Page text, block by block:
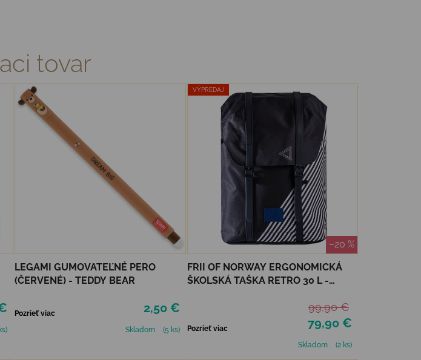
tovar
LEGAMI GUMOVATEĽNÉ PERO
(ČERVENÉ) - TEDDY BEAR
2,50 €
Pozrieť viac
Skladom
(5 ks)
VÝPREDAJ
–20 %
FRII OF NORWAY ERGONOMICKÁ
ŠKOLSKÁ TAŠKA RETRO 30 L -
79,90 €
99,90 €
Pozrieť viac
Skladom
(2 ks)